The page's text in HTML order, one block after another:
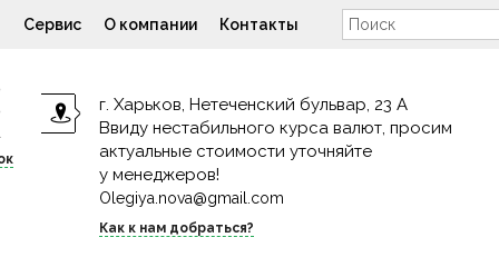
Сервис О компании Контакты
г. Харьков, Нетеченский бульвар, 23 А
Ввиду нестабильного курса валют, просим
актуальные стоимости уточняйте
у менеджеров!
Olegiya.nova@gmail.com
Как к нам добраться?